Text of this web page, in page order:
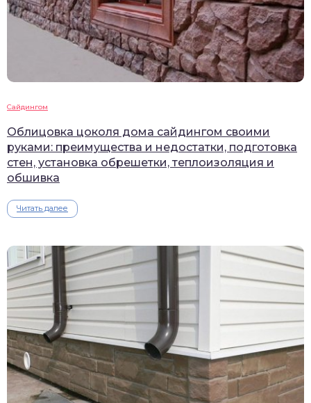
Сайдингом
Облицовка цоколя дома сайдингом своими
руками: преимущества и недостатки, подготовка
стен, установка обрешетки, теплоизоляция и
обшивка
Читать далее